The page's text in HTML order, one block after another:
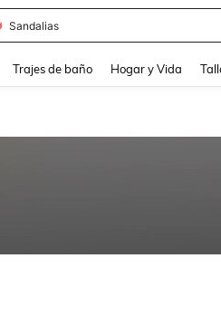
Sandalias
Trajes de baño Hogar y Vida